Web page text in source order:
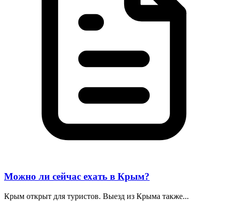
Можно ли сейчас ехать в Крым?
Крым открыт для туристов. Выезд из Крыма также...